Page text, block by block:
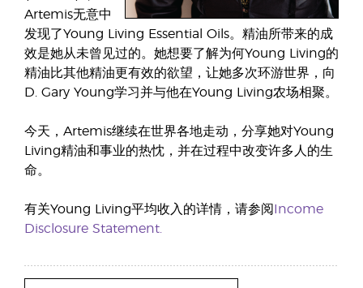
Artemis无意中
发现了Young Living Essential Oils。精油所带来的成
效是她从未曾见过的。她想要了解为何Young Living的
精油比其他精油更有效的欲望，让她多次环游世界，向
D. Gary Young学习并与他在Young Living农场相聚。
今天，Artemis继续在世界各地走动，分享她对Young
Living精油和事业的热忱，并在过程中改变许多人的生
命。
有关Young Living平均收入的详情，请参阅 Income
Disclosure Statement.